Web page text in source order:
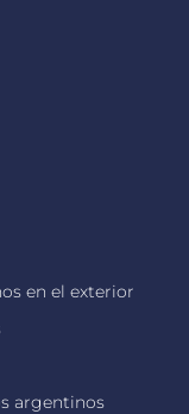
en el exterior
argentinos